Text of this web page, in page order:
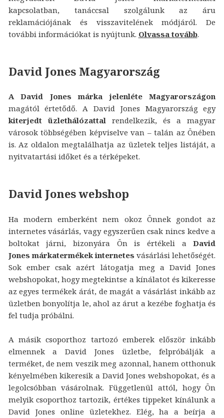
kapcsolatban, tanáccsal szolgálunk az áru
reklamációjának és visszavitelének módjáról. De
további információkat is nyújtunk. Olvassa tovább.
David Jones Magyarország
A David Jones márka jelenléte Magyarországon
magától értetődő. A David Jones Magyarország egy
kiterjedt üzlethálózattalrendelkezik, és a magyar
városok többségében képviselve van – talán az Önében
is. Az oldalon megtalálhatja az üzletek teljes listáját, a
nyitvatartási időket és a térképeket.
David Jones webshop
Ha modern emberként nem okoz Önnek gondot az
internetes vásárlás, vagy egyszerűen csak nincs kedve a
boltokat járni, bizonyára Ön is értékeli aDavid
Jones márkatermékek internetes vásárlási lehetőségét.
Sok ember csak azért látogatja meg a David Jones
webshopokat, hogy megtekintse a kínálatot és kikeresse
az egyes termékek árát, de magát a vásárlást inkább az
üzletben bonyolítja le, ahol az árut a kezébe foghatja és
fel tudja próbálni.
A másik csoporthoz tartozó emberek először inkább
elmennek a David Jones üzletbe, felpróbálják a
terméket, de nem veszik meg azonnal, hanem otthonuk
kényelmében kikeresik a David Jones webshopokat, és a
legolcsóbban vásárolnak. Függetlenül attól, hogy Ön
melyik csoporthoz tartozik, értékes tippeket kínálunk a
David Jones online üzletekhez. Elég, ha a beírja a